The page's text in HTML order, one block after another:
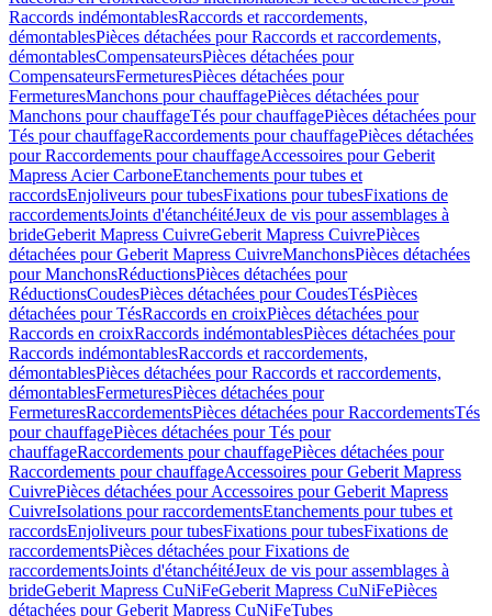
Raccords indémontablesRaccords et raccordements,
démontablesPièces détachées pour Raccords et raccordements,
démontablesCompensateursPièces détachées pour
CompensateursFermeturesPièces détachées pour
FermeturesManchons pour chauffagePièces détachées pour
Manchons pour chauffageTés pour chauffagePièces détachées pour
Tés pour chauffageRaccordements pour chauffagePièces détachées
pour Raccordements pour chauffageAccessoires pour Geberit
Mapress Acier CarboneEtanchements pour tubes et
raccordsEnjoliveurs pour tubesFixations pour tubesFixations de
raccordementsJoints d'étanchéitéJeux de vis pour assemblages à
brideGeberit Mapress CuivreGeberit Mapress CuivrePièces
détachées pour Geberit Mapress CuivreManchonsPièces détachées
pour ManchonsRéductionsPièces détachées pour
RéductionsCoudesPièces détachées pour CoudesTésPièces
détachées pour TésRaccords en croixPièces détachées pour
Raccords en croixRaccords indémontablesPièces détachées pour
Raccords indémontablesRaccords et raccordements,
démontablesPièces détachées pour Raccords et raccordements,
démontablesFermeturesPièces détachées pour
FermeturesRaccordementsPièces détachées pour RaccordementsTés
pour chauffagePièces détachées pour Tés pour
chauffageRaccordements pour chauffagePièces détachées pour
Raccordements pour chauffageAccessoires pour Geberit Mapress
CuivrePièces détachées pour Accessoires pour Geberit Mapress
CuivreIsolations pour raccordementsEtanchements pour tubes et
raccordsEnjoliveurs pour tubesFixations pour tubesFixations de
raccordementsPièces détachées pour Fixations de
raccordementsJoints d'étanchéitéJeux de vis pour assemblages à
brideGeberit Mapress CuNiFeGeberit Mapress CuNiFePièces
détachées pour Geberit Mapress CuNiFeTubes